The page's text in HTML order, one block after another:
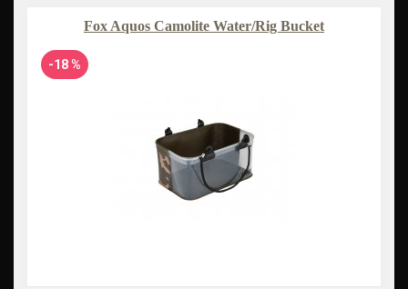
Fox Aquos Camolite Water/Rig Bucket
-18 %